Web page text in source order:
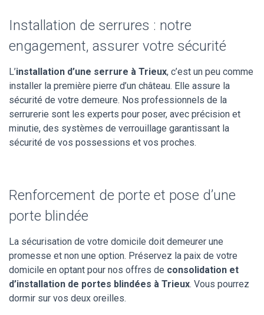
Installation de serrures : notre
engagement, assurer votre sécurité
L’installation d’une serrure à Trieux, c’est un peu comme
installer la première pierre d’un château. Elle assure la
sécurité de votre demeure. Nos professionnels de la
serrurerie sont les experts pour poser, avec précision et
minutie, des systèmes de verrouillage garantissant la
sécurité de vos possessions et vos proches.
Renforcement de porte et pose d’une
porte blindée
La sécurisation de votre domicile doit demeurer une
promesse et non une option. Préservez la paix de votre
domicile en optant pour nos offres de consolidation et
d’installation de portes blindées à Trieux. Vous pourrez
dormir sur vos deux oreilles.